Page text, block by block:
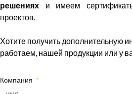
решениях и имеем
проектов.
Хотите получить дополнительную
работаем, нашей продукции или у
Компания